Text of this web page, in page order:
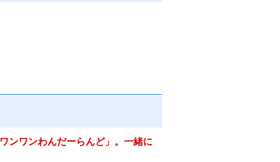
ンワンわんだーらんど」。一緒に